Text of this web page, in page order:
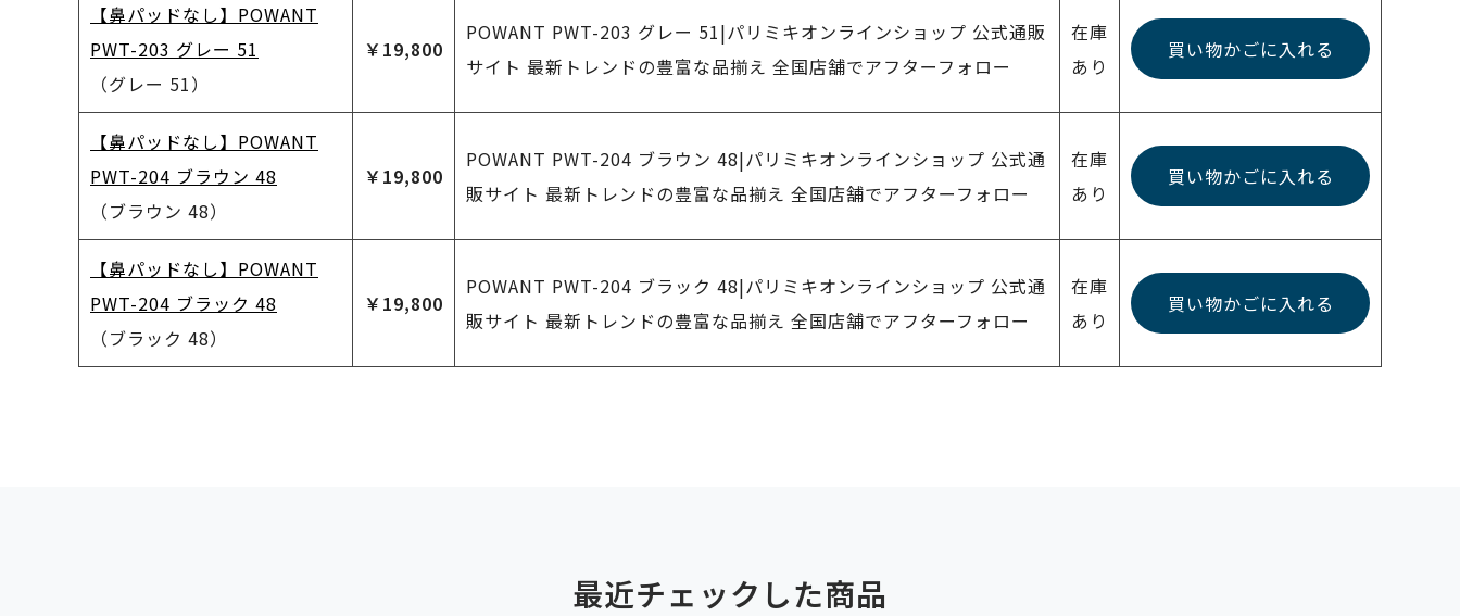
【鼻パッドなし】POWANT
PWT-203 グレー 51
（グレー 51）
￥19,800
POWANT PWT-203 グレー 51|パリミキオンラインショップ 公式通販
サイト 最新トレンドの豊富な品揃え 全国店舗でアフターフォロー
在庫
あり
買い物かごに入れる
【鼻パッドなし】POWANT
PWT-204 ブラウン 48
（ブラウン 48）
￥19,800
POWANT PWT-204 ブラウン 48|パリミキオンラインショップ 公式通
販サイト 最新トレンドの豊富な品揃え 全国店舗でアフターフォロー
在庫
あり
買い物かごに入れる
【鼻パッドなし】POWANT
PWT-204 ブラック 48
（ブラック 48）
￥19,800
POWANT PWT-204 ブラック 48|パリミキオンラインショップ 公式通
販サイト 最新トレンドの豊富な品揃え 全国店舗でアフターフォロー
在庫
あり
買い物かごに入れる
最近チェックした商品